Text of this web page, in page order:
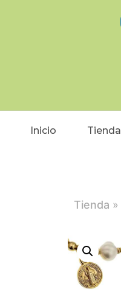
Inicio Tienda
Tienda »